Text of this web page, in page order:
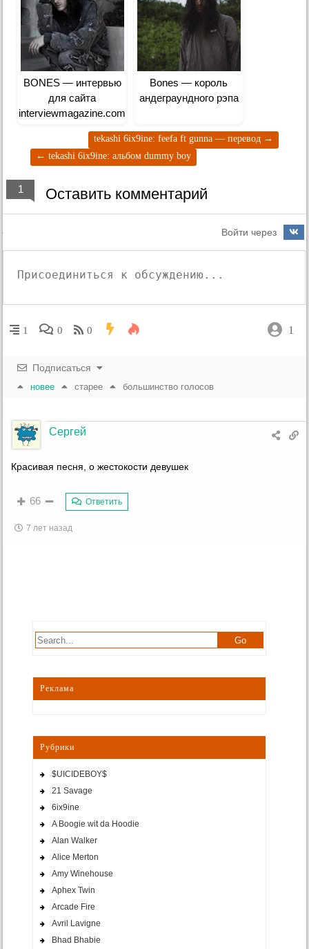
BONES — интервью
для сайта
interviewmagazine.com
Bones — король
андеграундного рэпа
tekashi 6ix9ine: feefa ft gunna — перевод →
← tekashi 6ix9ine: альбом dummy boy
1 Оставить комментарий
Войти через
1 0 0 1
Подписаться
новее старее большинство голосов
Сергей
Красивая песня, о жестокости девушек
66 Ответить
7 лет назад
Реклама
Рубрики
$UICIDEBOY$
21 Savage
6ix9ine
A Boogie wit da Hoodie
Alan Walker
Alice Merton
Amy Winehouse
Aphex Twin
Arcade Fire
Avril Lavigne
Bhad Bhabie